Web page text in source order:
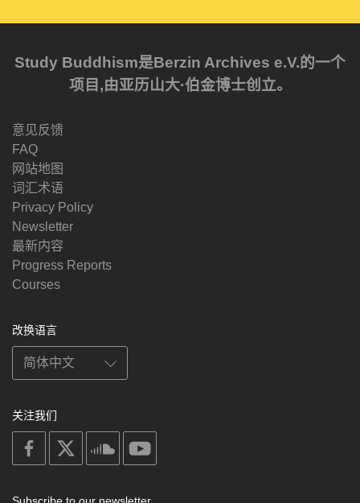
Study Buddhism是Berzin Archives e.V.的一个
项目,由亚历山大·伯金博士创立。
意见反馈
FAQ
网站地图
词汇术语
Privacy Policy
Newsletter
最新内容
Progress Reports
Courses
改换语言
关注我们
on
facebook
soundcloud
Subscribe to our newsletter